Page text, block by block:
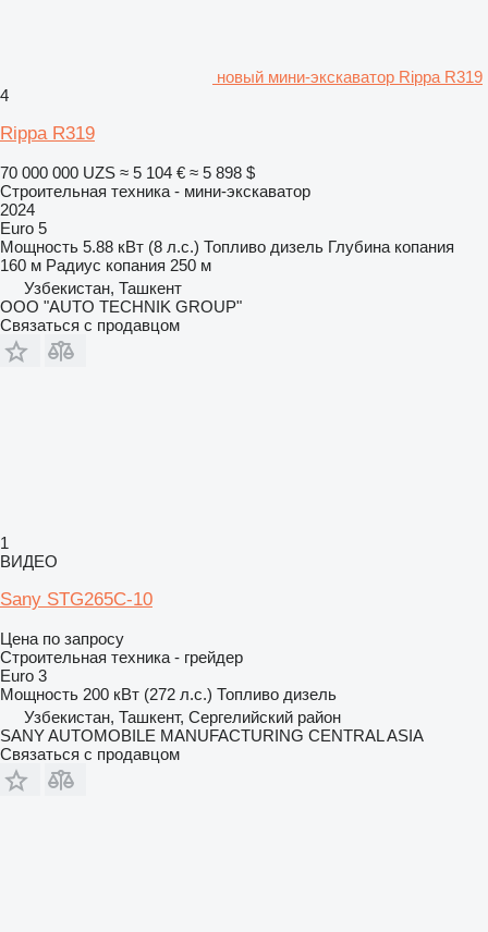
новый мини-экскаватор Rippa R319
4
Rippa R319
70 000 000 UZS ≈ 5 104 € ≈ 5 898 $
Строительная техника - мини-экскаватор
2024
Euro 5
Мощность 5.88 кВт (8 л.с.) Топливо дизель Глубина копания
160 м Радиус копания 250 м
Узбекистан, Ташкент
OOO "AUTO TECHNIK GROUP"
Связаться с продавцом
1
ВИДЕО
Sany STG265C-10
Цена по запросу
Строительная техника - грейдер
Euro 3
Мощность 200 кВт (272 л.с.) Топливо дизель
Узбекистан, Ташкент, Сергелийский район
SANY AUTOMOBILE MANUFACTURING CENTRAL ASIA
Связаться с продавцом